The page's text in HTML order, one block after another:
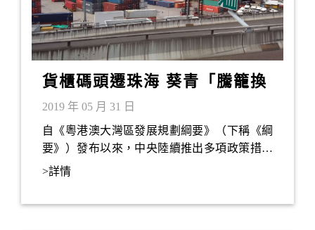
貨櫃碼頭遷珠海 葵青「騰籠換
鳥」
2019 年 05 月 31 日
自《粵港澳大灣區發展規劃綱要》（下稱《綱
要》）發布以來，中央陸續推出多項政策措施
以推進大灣區融合發展。基礎設施互聯互通更
>詳情